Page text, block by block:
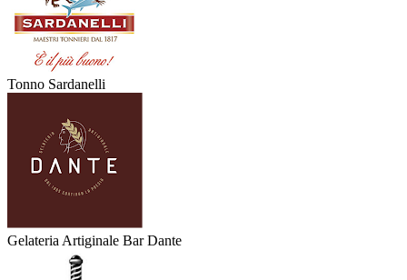
Tonno Sardanelli
Gelateria Artiginale Bar Dante